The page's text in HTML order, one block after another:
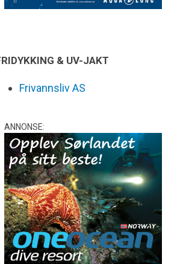
& UV-JAKT
Frivannsliv AS
ANNONSE: